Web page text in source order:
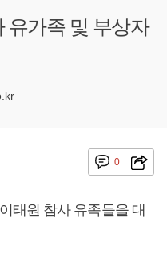
유가족 및 부상자
0
태원 참사 유족들을 대